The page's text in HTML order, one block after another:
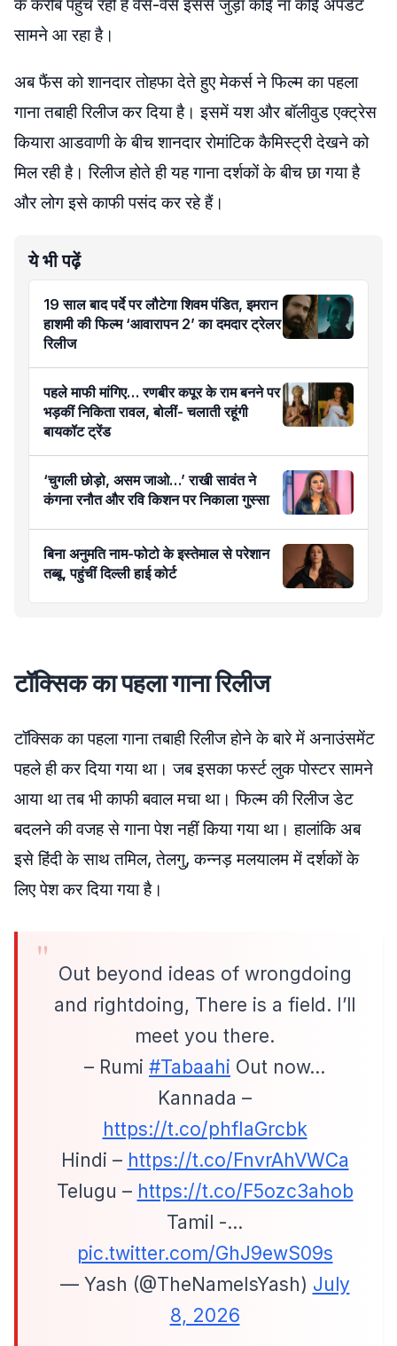
के करीब पहुंच रही है वैसे-वैसे इससे जुड़ा कोई ना कोई अपडेट
सामने आ रहा है।
अब फैंस को शानदार तोहफा देते हुए मेकर्स ने फिल्म का पहला
गाना तबाही रिलीज कर दिया है। इसमें यश और बॉलीवुड एक्ट्रेस
कियारा आडवाणी के बीच शानदार रोमांटिक कैमिस्ट्री देखने को
मिल रही है। रिलीज होते ही यह गाना दर्शकों के बीच छा गया है
और लोग इसे काफी पसंद कर रहे हैं।
ये भी पढ़ें
19 साल बाद पर्दे पर लौटेगा शिवम पंडित, इमरान
हाशमी की फिल्म ‘आवारापन 2’ का दमदार ट्रेलर
रिलीज
पहले माफी मांगिए… रणबीर कपूर के राम बनने पर
भड़कीं निकिता रावल, बोलीं- चलाती रहूंगी
बायकॉट ट्रेंड
‘चुगली छोड़ो, असम जाओ…’ राखी सावंत ने
कंगना रनौत और रवि किशन पर निकाला गुस्सा
बिना अनुमति नाम-फोटो के इस्तेमाल से परेशान
तब्बू, पहुंचीं दिल्ली हाई कोर्ट
टॉक्सिक का पहला गाना रिलीज
टॉक्सिक का पहला गाना तबाही रिलीज होने के बारे में अनाउंसमेंट
पहले ही कर दिया गया था। जब इसका फर्स्ट लुक पोस्टर सामने
आया था तब भी काफी बवाल मचा था। फिल्म की रिलीज डेट
बदलने की वजह से गाना पेश नहीं किया गया था। हालांकि अब
इसे हिंदी के साथ तमिल, तेलगु, कन्नड़ मलयालम में दर्शकों के
लिए पेश कर दिया गया है।
Out beyond ideas of wrongdoing
and rightdoing, There is a field. I’ll
meet you there.
– Rumi #Tabaahi Out now…
Kannada –
https://t.co/phfIaGrcbk
Hindi – https://t.co/FnvrAhVWCa
Telugu – https://t.co/F5ozc3ahob
Tamil -…
pic.twitter.com/GhJ9ewS09s
— Yash (@TheNameIsYash) July
8, 2026